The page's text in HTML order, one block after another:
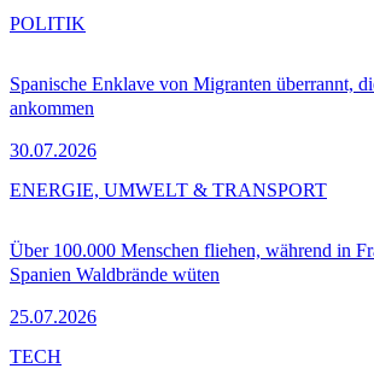
Spanische Enklave von Migranten überrannt,
ankommen
30.07.2026
POLITIK
Über 100.000 Menschen fliehen, während in
Spanien Waldbrände wüten
25.07.2026
ENERGIE, UMWELT & TRANSPORT
TECH